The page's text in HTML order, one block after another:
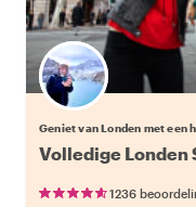
Kies jouw
Geniet van Londen met een
Volledige Londen
1236